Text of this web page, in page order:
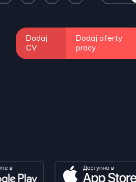
Dodaj
CV
Dodaj oferty
pracy